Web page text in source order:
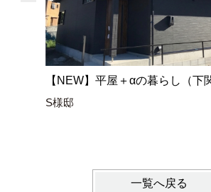
【NEW】平屋＋αの暮らし（下
S様邸
一覧へ戻る